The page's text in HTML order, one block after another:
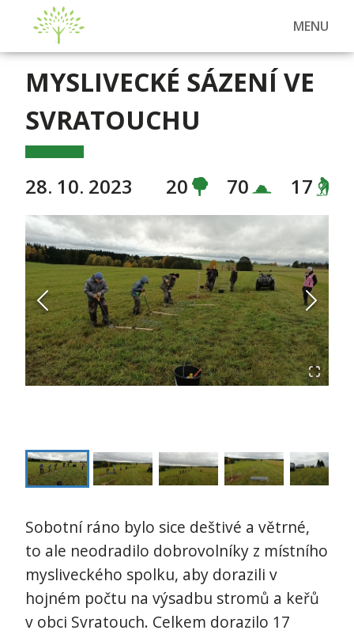
MENU
MYSLIVECKÉ SÁZENÍ VE
SVRATOUCHU
28. 10. 2023 20 70 17
Sobotní ráno bylo sice deštivé a větrné,
to ale neodradilo dobrovolníky z místního
mysliveckého spolku, aby dorazili v
hojném počtu na výsadbu stromů a keřů
v obci Svratouch. Celkem dorazilo 17